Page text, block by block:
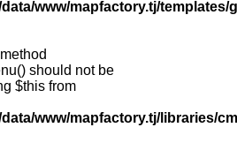
www/mapfactory.tj/
should not be
$this from
www/mapfactory.tj/libraries/